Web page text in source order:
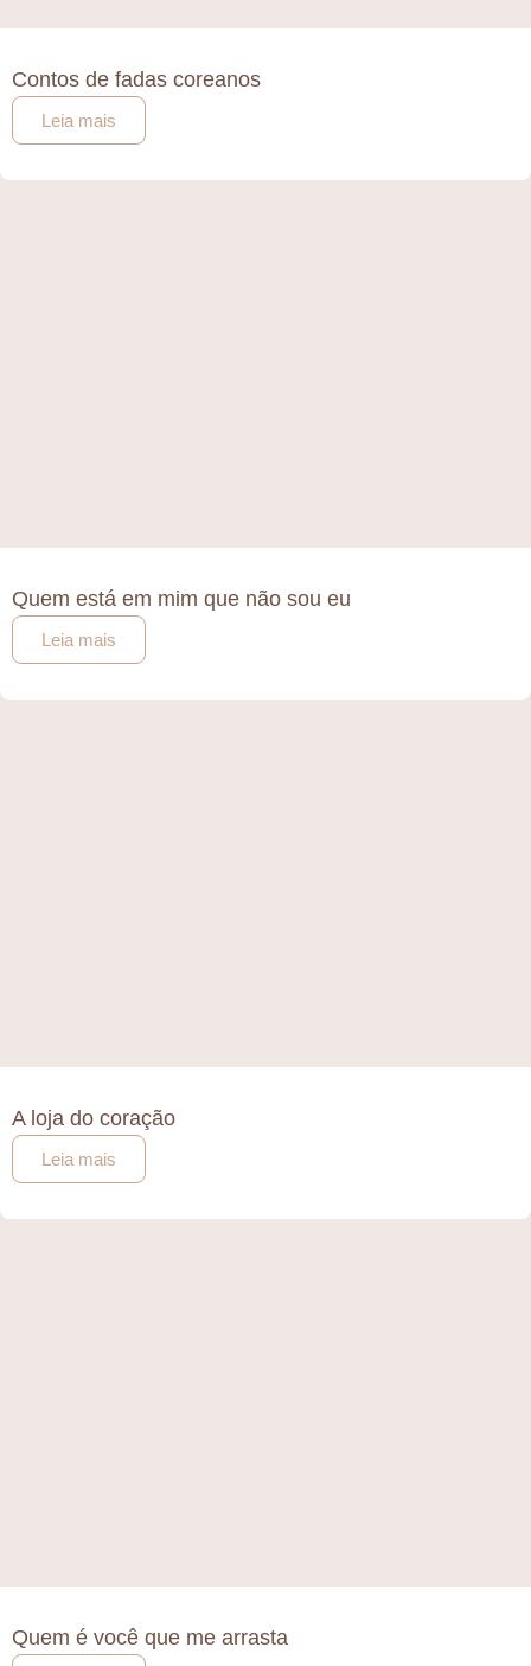
Contos de fadas coreanos
Leia mais
Quem está em mim que não sou eu
Leia mais
A loja do coração
Leia mais
Quem é você que me arrasta